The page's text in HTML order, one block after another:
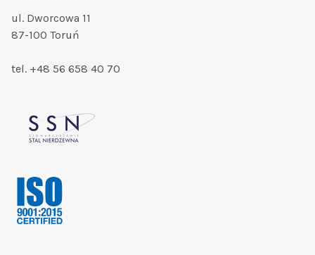
ul. Dworcowa 11
87-100 Toruń
tel. +48 56 658 40 70